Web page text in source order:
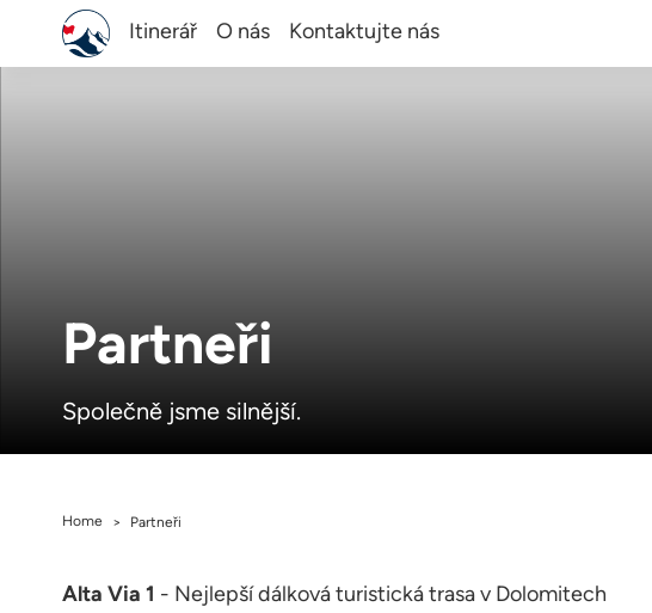
Itinerář O nás Kontaktujte nás
Partneři
Společně jsme silnější.
Home > Partneři
Alta Via 1 - Nejlepší dálková turistická trasa v Dolomitech